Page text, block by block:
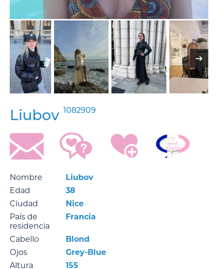
Liubov 1082909
Nombre
Liubov
Edad
38
Ciudad
Nice
País de
residencia
Francia
Cabello
Blond
Ojos
Grey-Blue
Altura
155